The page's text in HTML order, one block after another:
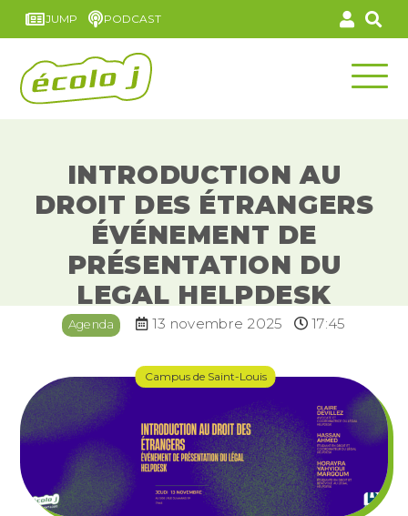
JUMP PODCAST
INTRODUCTION AU
DROIT DES ÉTRANGERS
ÉVÉNEMENT DE
PRÉSENTATION DU
LEGAL HELPDESK
Agenda 13 novembre 2025 17:45
Campus de Saint-Louis